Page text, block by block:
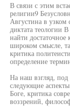
В связи с этим
религии9
Августина в узком
диктата теологии
найти
широком смысле,
критика
определение
На наш взгляд,
следующие
Боге, критика
воззрений,